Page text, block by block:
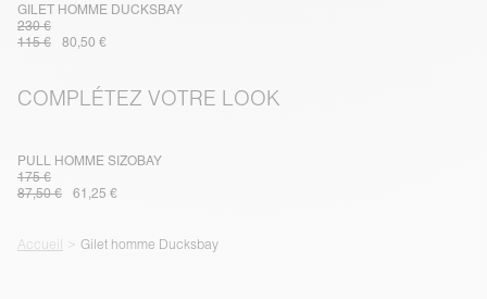
GILET HOMME DUCKSBAY
230 €
115 €
80,50 €
COMPLÉTEZ VOTRE LOOK
PULL HOMME SIZOBAY
175 €
87,50 €
61,25 €
Accueil Gilet homme Ducksbay